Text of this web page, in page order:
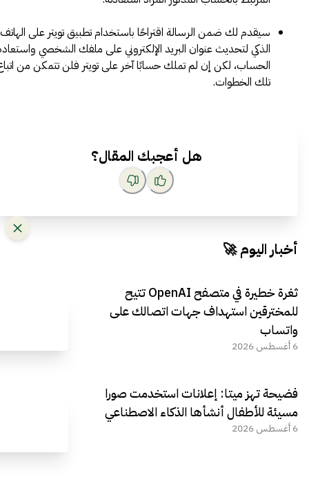
سيقدم لك ضمن الرسالة اقتراحًا باستخدام تطبيق تويتر على الهاتف
الذكي لتحديث عنوان البريد الإلكتروني على ملفك الشخصي
الحساب، لكن إن لم تملك حسابًا آخر على تويتر فلن تتمكن من
تلك الخطوات.
هل أعجبك المقال؟
أخبار اليوم 🚀
ثغرة خطيرة في متصفح OpenAI تتيح
للمخترقين استهداف جهات اتصالك على
واتساب
6 أغسطس 2026
فضيحة تهز ميتا: إعلانات استخدمت صورا
مسيئة للأطفال أنشأها الذكاء الاصطناعي
6 أغسطس 2026